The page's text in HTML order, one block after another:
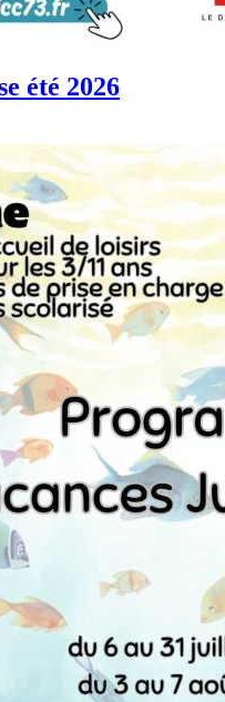
été 2026